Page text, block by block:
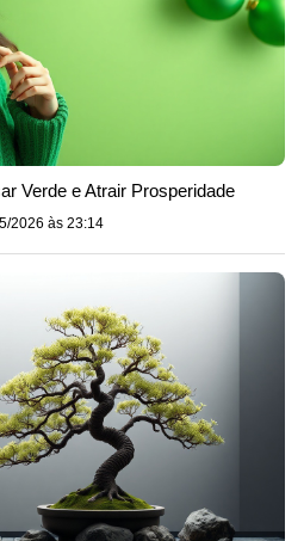
Verde e Atrair Prosperidade
2026 às 23:14